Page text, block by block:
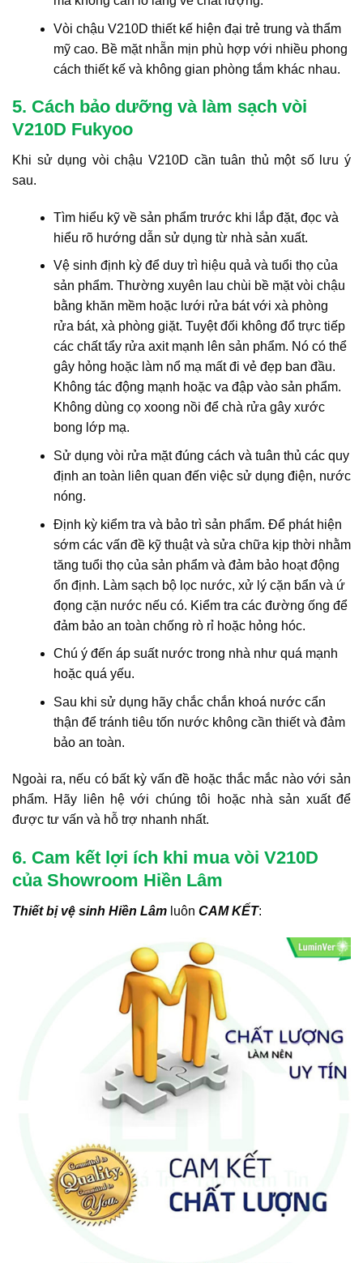
Vòi chậu V210D thiết kế hiện đại trẻ trung và thẩm
mỹ cao. Bề mặt nhẵn mịn phù hợp với nhiều phong
cách thiết kế và không gian phòng tắm khác nhau.
5. Cách bảo dưỡng và làm sạch vòi
V210D Fukyoo
Khi sử dụng vòi chậu V210D cần tuân thủ một số lưu ý
sau.
Tìm hiểu kỹ về sản phẩm trước khi lắp đặt, đọc và
hiểu rõ hướng dẫn sử dụng từ nhà sản xuất.
Vệ sinh định kỳ để duy trì hiệu quả và tuổi thọ của
sản phẩm. Thường xuyên lau chùi bề mặt vòi chậu
bằng khăn mềm hoặc lưới rửa bát với xà phòng
rửa bát, xà phòng giặt. Tuyệt đối không đổ trực tiếp
các chất tẩy rửa axit mạnh lên sản phẩm. Nó có thể
gây hỏng hoặc làm nổ mạ mất đi vẻ đẹp ban đầu.
Không tác động mạnh hoặc va đập vào sản phẩm.
Không dùng cọ xoong nồi để chà rửa gây xước
bong lớp mạ.
Sử dụng vòi rửa mặt đúng cách và tuân thủ các quy
định an toàn liên quan đến việc sử dụng điện, nước
nóng.
Định kỳ kiểm tra và bảo trì sản phẩm. Để phát hiện
sớm các vấn đề kỹ thuật và sửa chữa kịp thời nhằm
tăng tuổi thọ của sản phẩm và đảm bảo hoạt động
ổn định. Làm sạch bộ lọc nước, xử lý cặn bẩn và ứ
đọng cặn nước nếu có. Kiểm tra các đường ống để
đảm bảo an toàn chống rò rỉ hoặc hỏng hóc.
Chú ý đến áp suất nước trong nhà như quá mạnh
hoặc quá yếu.
Sau khi sử dụng hãy chắc chắn khoá nước cẩn
thận để tránh tiêu tốn nước không cần thiết và đảm
bảo an toàn.
Ngoài ra, nếu có bất kỳ vấn đề hoặc thắc mắc nào với sản
phẩm. Hãy liên hệ với chúng tôi hoặc nhà sản xuất để
được tư vấn và hỗ trợ nhanh nhất.
6. Cam kết lợi ích khi mua vòi V210D
của Showroom Hiền Lâm
Thiết bị vệ sinh Hiền Lâm luôn CAM KẾT: